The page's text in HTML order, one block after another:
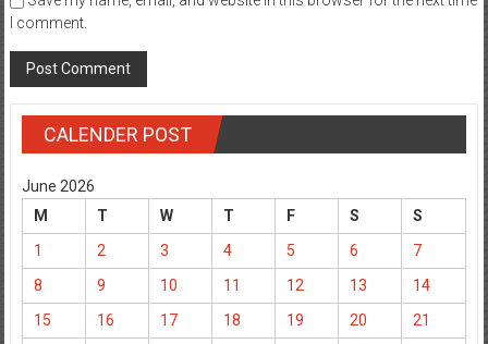
I comment.
CALENDER POST
June 2026
M
T W T F S
S
1
2 3 4 5 6
7
8
9 10 11 12 13
14
15
16 17 18 19 20
21